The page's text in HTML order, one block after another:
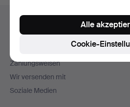
Fußzeilen-
Kontakt mit dem Support aufnehmen
Zahlungsweisen
Wir versenden mit
Soziale Medien
Cookie-
Alle